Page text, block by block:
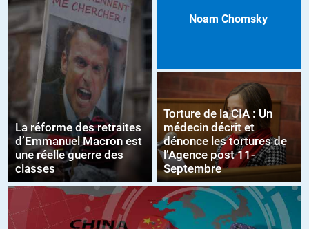
La réforme des retraites
d’Emmanuel Macron est
une réelle guerre des
classes
Noam Chomsky
Torture de la CIA : Un
médecin décrit et
dénonce les tortures de
l’Agence post 11-
Septembre